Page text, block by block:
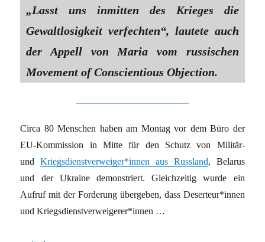
„Lasst uns inmitten des Krieges die
Gewaltlosigkeit verfechten“, lautete auch
der Appell von Maria vom russischen
Movement of Conscientious Objection.
Circa 80 Menschen haben am Montag vor dem Büro der
EU-Kommission in Mitte für den Schutz von Militär-
undKriegs­dienst­ver­wei­ge­r*in­nen aus Russland, Belarus
und der Ukraine demonstriert. Gleichzeitig wurde ein
Aufruf mit der Forderung übergeben, dass De­ser­teu­r*in­nen
und Kriegs­dienst­ver­wei­ge­rer*in­nen …